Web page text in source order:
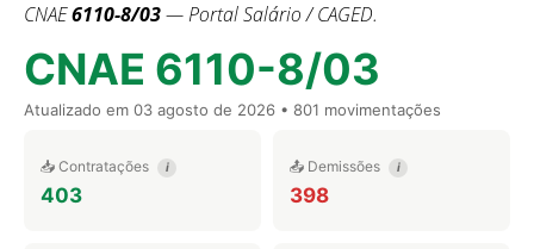
CNAE6110-8/03— Portal Salário / CAGED.
CNAE 6110-8/03
Atualizado em 03 agosto de 2026 • 801 movimentações
📥 Contratações i
403
📤 Demissões i
398